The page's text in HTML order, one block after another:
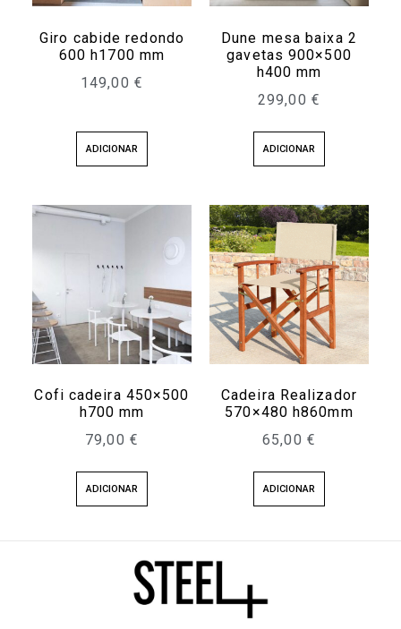
Giro cabide redondo
600 h1700 mm
149,00 €
ADICIONAR
Dune mesa baixa 2
gavetas 900×500
h400 mm
299,00 €
ADICIONAR
Cofi cadeira 450×500
h700 mm
79,00 €
ADICIONAR
Cadeira Realizador
570×480 h860mm
65,00 €
ADICIONAR